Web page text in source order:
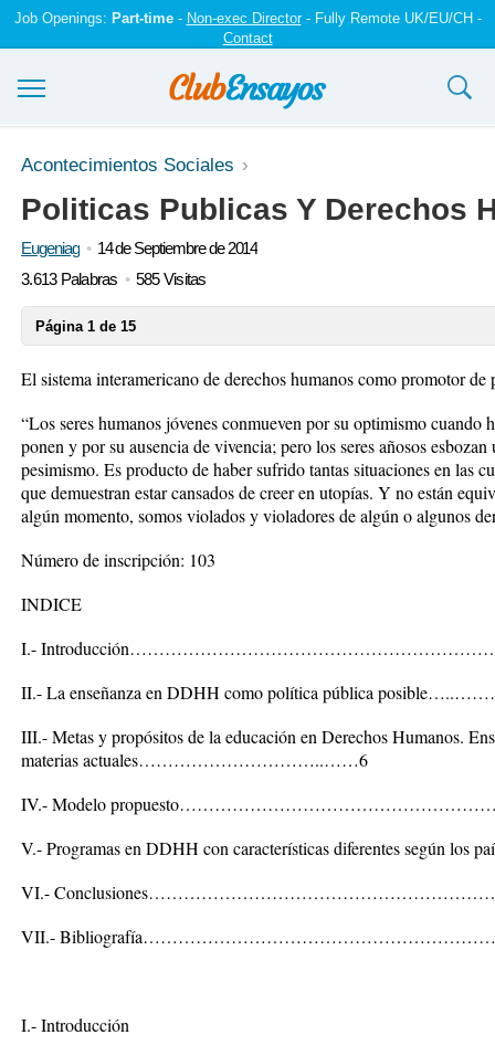
Job Openings: Part-time- Non-exec Director- Fully Remote UK/EU/CH -
Contact
Ensayos y trabajos
Registrarse
Iniciar sesión
Acontecimientos Sociales
Politicas Publicas Y Derechos
Eugeniag
14 de Septiembre de 2014
3.613 Palabras
585 Visitas
Página 1 de 15
El sistema interamericano de derechos humanos como promotor
“Los seres humanos jóvenes conmueven por su optimismo cuando
ponen y por su ausencia de vivencia; pero los seres añosos
pesimismo. Es producto de haber sufrido tantas situaciones en las
que demuestran estar cansados de creer en utopías. Y no están
algún momento, somos violados y violadores de algún o algunos
Número de inscripción: 103
INDICE
I.-
II.- La enseñanza en DDHH como política pública
III.- Metas y propósitos de la educación en Derechos Humanos.
materias actuales…………………………..……6
IV.- Modelo
V.- Programas en DDHH con características diferentes según los
VI.-
VII.-
I.- Introducción